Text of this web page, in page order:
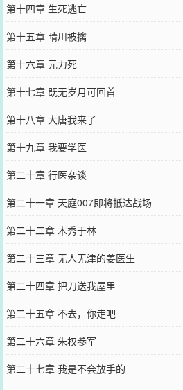
第十四章 生死逃亡
第十五章 晴川被擒
第十六章 元力死
第十七章 既无岁月可回首
第十八章 大唐我来了
第十九章 我要学医
第二十章 行医杂谈
第二十一章 天庭007即将抵达战场
第二十二章 木秀于林
第二十三章 无人无津的姜医生
第二十四章 把刀送我屋里
第二十五章 不去，你走吧
第二十六章 朱权参军
第二十七章 我是不会放手的